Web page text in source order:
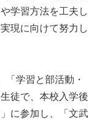
学習方法を工夫し
現に向けて努力し
「学習と部活動・
徒で、本校入学後
に参加し、「文武